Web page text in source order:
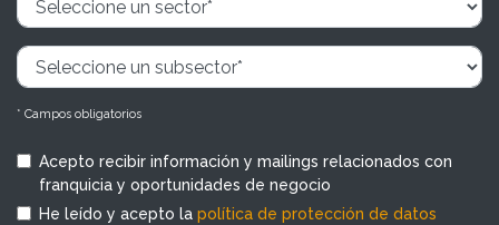
* Campos obligatorios
Acepto recibir información y mailings relacionados con
franquicia y oportunidades de negocio
He leído y acepto la política de protección de datos